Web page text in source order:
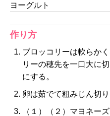
ヨーグルト
作り方
ブロッコリーは軟らか
リーの穂先を一口大に
にする。
卵は茹でて粗みじん切り
（１）（２）マヨネー